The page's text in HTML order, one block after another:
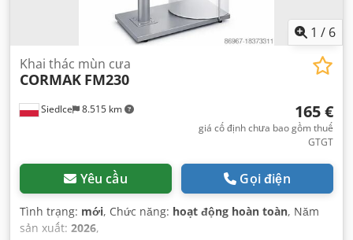
1 / 6
Siedlce 8.515 km
Khai thác mùn cưa
CORMAK FM230
165 €
giá cố định chưa bao gồm thuế
GTGT
Yêu cầu Gọi điện
Tình trạng: mới, Chức năng: hoạt động hoàn toàn, Năm
sản xuất: 2026,